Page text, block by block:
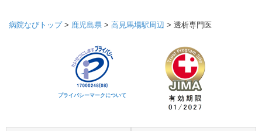
病院なびトップ> 鹿児島県 > 高見馬場駅周辺 > 透析専門医
プライバシーマークについて